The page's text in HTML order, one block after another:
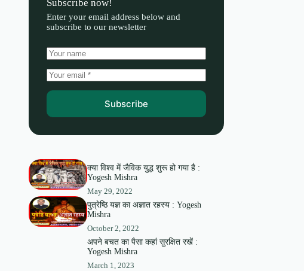
Subscribe now!
Enter your email address below and
subscribe to our newsletter
Subscribe
क्या विश्व में जैविक युद्ध शुरू हो गया है :
Yogesh Mishra
May 29, 2022
पुत्रेष्ठि यज्ञ का अज्ञात रहस्य : Yogesh
Mishra
October 2, 2022
अपने बचत का पैसा कहां सुरक्षित रखें :
Yogesh Mishra
March 1, 2023